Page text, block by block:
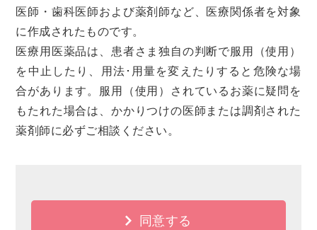
医師・歯科医師および薬剤師など、医療関係者を対象
に作成されたものです。
医療用医薬品は、患者さま独自の判断で服用（使用）
を中止したり、用法･用量を変えたりすると危険な場
合があります。服用（使用）されているお薬に疑問を
もたれた場合は、かかりつけの医師または調剤された
薬剤師に必ずご相談ください。
同意する